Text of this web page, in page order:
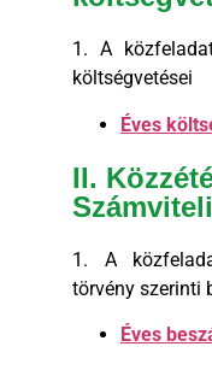
1. A
költségvetései
Éves
II.
1. A
törvény szerinti
Éves